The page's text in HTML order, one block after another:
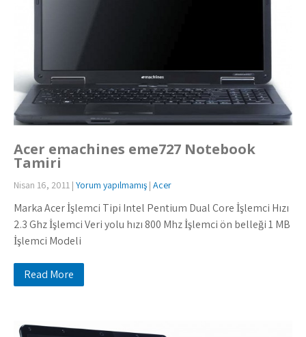
Acer emachines eme727 Notebook
Tamiri
Nisan 16, 2011 | Yorum yapılmamış | Acer
Marka Acer İşlemci Tipi Intel Pentium Dual Core İşlemci Hızı
2.3 Ghz İşlemci Veri yolu hızı 800 Mhz İşlemci ön belleği 1 MB
İşlemci Modeli
Read More